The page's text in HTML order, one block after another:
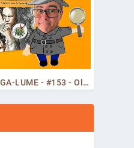
MEMÓRIAS DA COLEÇÃO VAGA-LUME - #153 - Olá, Curiosos! 2023